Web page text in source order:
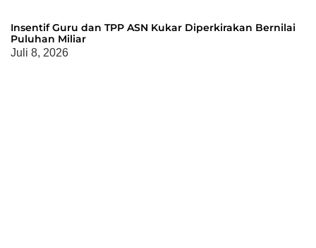
Insentif Guru dan TPP ASN Kukar Diperkirakan Bernilai
Puluhan Miliar
Juli 8, 2026